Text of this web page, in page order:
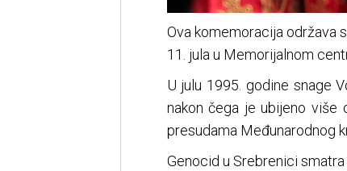
Ova komemoracija održava
11. jula u Memorijalnom
U julu 1995. godine snage
nakon čega je ubijeno više
presudama Međunarodnog
Genocid u Srebrenici